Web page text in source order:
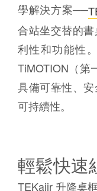
學解決方案──
合站坐交替的
利性和功能性
TiMOTION（第
具備可靠性、
可持續性。
輕鬆快速
TEKaiir 升降桌